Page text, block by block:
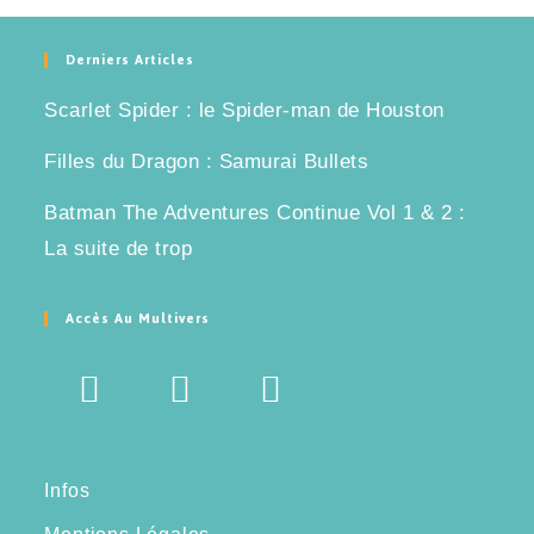
Derniers Articles
Scarlet Spider : le Spider-man de Houston
Filles du Dragon : Samurai Bullets
Batman The Adventures Continue Vol 1 & 2 :
La suite de trop
Accès Au Multivers
Infos